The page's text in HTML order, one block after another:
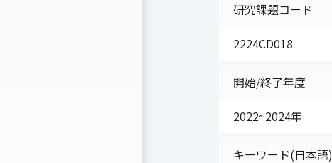
研究課題コード
2224CD018
開始/終了年度
2022~2024年
キーワード(日本語)